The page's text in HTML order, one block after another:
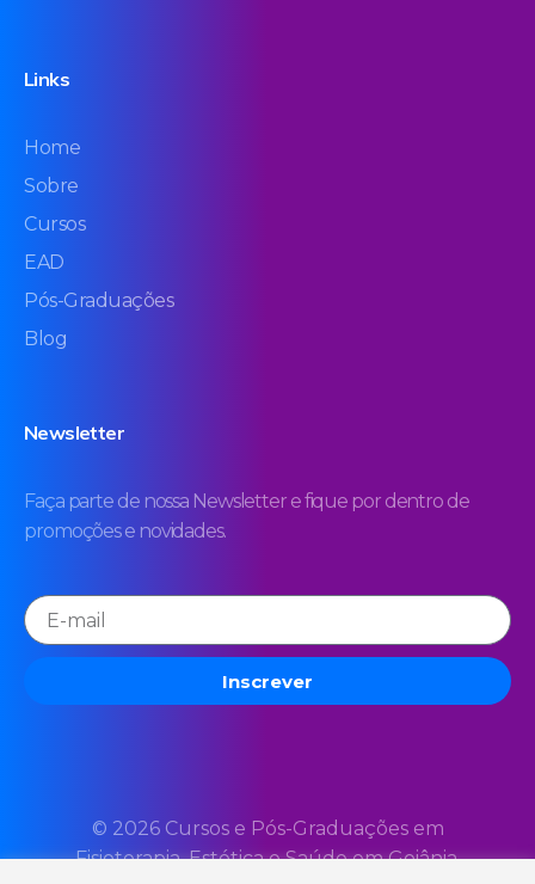
Links
Home
Sobre
Cursos
EAD
Pós-Graduações
Blog
Newsletter
Faça parte de nossa Newsletter e fique por dentro de
promoções e novidades.
Inscrever
© 2026 Cursos e Pós-Graduações em
Fisioterapia, Estética e Saúde em Goiânia.